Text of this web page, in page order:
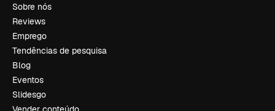
Sobre nós
Reviews
Emprego
Tendências de pesquisa
Blog
Eventos
Slidesgo